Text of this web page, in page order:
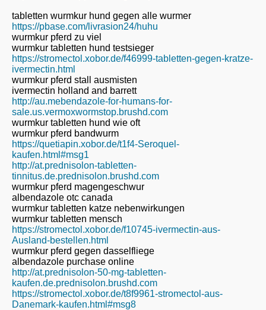
tabletten wurmkur hund gegen alle wurmer
https://pbase.com/livrasion24/huhu
wurmkur pferd zu viel
wurmkur tabletten hund testsieger
https://stromectol.xobor.de/f46999-tabletten-gegen-kratze-
ivermectin.html
wurmkur pferd stall ausmisten
ivermectin holland and barrett
http://au.mebendazole-for-humans-for-
sale.us.vermoxwormstop.brushd.com
wurmkur tabletten hund wie oft
wurmkur pferd bandwurm
https://quetiapin.xobor.de/t1f4-Seroquel-
kaufen.html#msg1
http://at.prednisolon-tabletten-
tinnitus.de.prednisolon.brushd.com
wurmkur pferd magengeschwur
albendazole otc canada
wurmkur tabletten katze nebenwirkungen
wurmkur tabletten mensch
https://stromectol.xobor.de/f10745-ivermectin-aus-
Ausland-bestellen.html
wurmkur pferd gegen dasselfliege
albendazole purchase online
http://at.prednisolon-50-mg-tabletten-
kaufen.de.prednisolon.brushd.com
https://stromectol.xobor.de/t8f9961-stromectol-aus-
Danemark-kaufen.html#msg8